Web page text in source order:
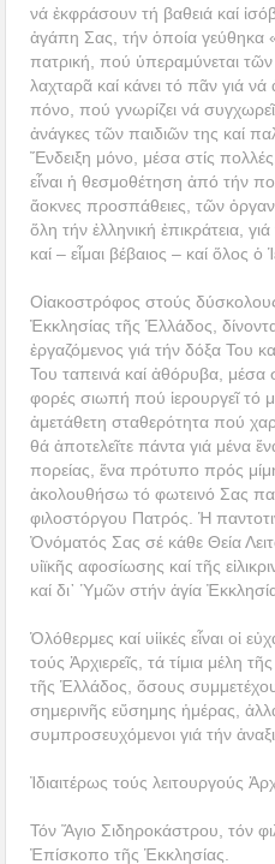
νά ἐκφράσουν τή βαθειά καί
ἀγάπη Σας, τήν ὁποία γεύθηκα
πατρική, πού ὑπεραμύνεται
λαχταρᾶ καί κάνει τό πᾶν γιά
πόνο, πού γνωρίζει νά
ἀνάγκες τῶν παιδιῶν της καί
Ἔνδειξη μόνο, μέσα στίς
εἶναι ἡ θεσμοθέτηση ἀπό τήν
ἄοκνες προσπάθειες, τῶν
ὅλη τήν ἑλληνική ἐπικράτεια,
καί – εἶμαι βέβαιος – καί ὅλος
Οἰακοστρόφος στούς
Ἐκκλησίας τῆς Ἑλλάδος,
ἐργαζόμενος γιά τήν δόξα Του
Του ταπεινά καί ἀθόρυβα, μέσα
φορές σιωπή πού ἱερουργεῖ τό
ἀμετάθετη σταθερότητα πού
θά ἀποτελεῖτε πάντα γιά μένα
πορείας, ἕνα πρότυπο πρός
ἀκολουθήσω τό φωτεινό Σας
φιλοστόργου Πατρός. Ἡ
Ὀνόματός Σας σέ κάθε Θεία
υἱϊκῆς αφοσίωσης καί τῆς
καί δι᾿ Ὑμῶν στήν ἁγία
Ὁλόθερμες καί υἱἱκές εἶναι οἱ
τούς Ἀρχιερεῖς, τά τίμια μέλη
τῆς Ἑλλάδος, ὅσους
σημερινῆς εὔσημης ἡμέρας,
συμπροσευχόμενοι γιά τήν
Ἰδιαιτέρως τούς λειτουργούς
Τόν Ἅγιο Σιδηροκάστρου, τόν
Ἐπίσκοπο τῆς Ἑκκλησίας.